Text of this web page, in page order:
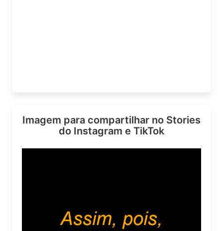
Imagem para compartilhar no Stories
do Instagram e TikTok